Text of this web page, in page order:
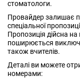
стоматологи.
Провайдер залишає
спеціальної
Пропозиція дійсна на
поширюється
також вчителів.
Деталі ви можете
номерами: